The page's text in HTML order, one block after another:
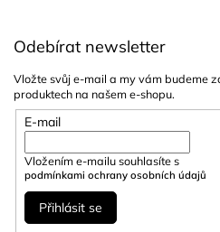
Odebírat newsletter
Vložte svůj e-mail a my vám budeme
produktech na našem e-shopu.
E-mail
Vložením e-mailu souhlasíte s
podmínkami ochrany osobních údajů
Přihlásit se